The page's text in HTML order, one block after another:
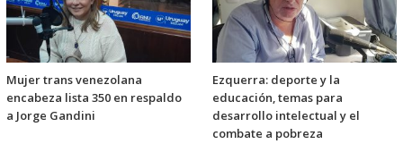
Mujer trans venezolana
encabeza lista 350 en respaldo
a Jorge Gandini
Ezquerra: deporte y la
educación, temas para
desarrollo intelectual y el
combate a pobreza